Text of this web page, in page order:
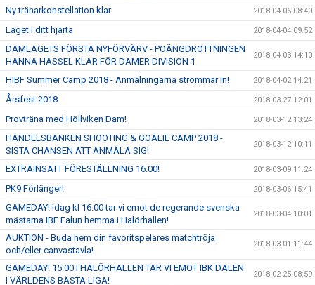
Ny tränarkonstellation klar 2018-04-06 08:40
Laget i ditt hjärta 2018-04-04 09:52
DAMLAGETS FÖRSTA NYFÖRVÄRV - POÄNGDROTTNINGEN
HANNA HASSEL KLAR FÖR DAMER DIVISION 1
2018-04-03 14:10
HIBF Summer Camp 2018 - Anmälningarna strömmar in! 2018-04-02 14:21
Årsfest 2018 2018-03-27 12:01
Provträna med Höllviken Dam! 2018-03-12 13:24
HANDELSBANKEN SHOOTING & GOALIE CAMP 2018 -
SISTA CHANSEN ATT ANMÄLA SIG!
2018-03-12 10:11
EXTRAINSATT FÖRESTÄLLNING 16.00! 2018-03-09 11:24
PK9 Förlänger! 2018-03-06 15:41
GAMEDAY! Idag kl 16:00 tar vi emot de regerande svenska
mästarna IBF Falun hemma i Halörhallen!
2018-03-04 10:01
AUKTION - Buda hem din favoritspelares matchtröja
och/eller canvastavla!
2018-03-01 11:44
GAMEDAY! 15:00 I HALÖRHALLEN TAR VI EMOT IBK DALEN
I VÄRLDENS BÄSTA LIGA!
2018-02-25 08:59